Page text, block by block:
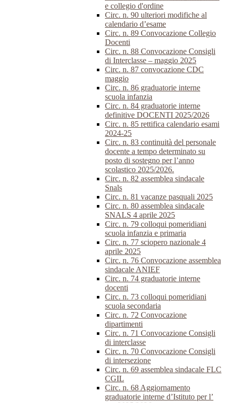
e collegio d'ordine
Circ. n. 90 ulteriori modifiche al
calendario d’esame
Circ. n. 89 Convocazione Collegio
Docenti
Circ. n. 88 Convocazione Consigli
di Interclasse – maggio 2025
Circ. n. 87 convocazione CDC
maggio
Circ. n. 86 graduatorie interne
scuola infanzia
Circ. n. 84 graduatorie interne
definitive DOCENTI 2025/2026
Circ. n. 85 rettifica calendario esami
2024-25
Circ. n. 83 continuità del personale
docente a tempo determinato su
posto di sostegno per l’anno
scolastico 2025/2026.
Circ. n. 82 assemblea sindacale
Snals
Circ. n. 81 vacanze pasquali 2025
Circ. n. 80 assemblea sindacale
SNALS 4 aprile 2025
Circ. n. 79 colloqui pomeridiani
scuola infanzia e primaria
Circ. n. 77 sciopero nazionale 4
aprile 2025
Circ. n. 76 Convocazione assemblea
sindacale ANIEF
Circ. n. 74 graduatorie interne
docenti
Circ. n. 73 colloqui pomeridiani
scuola secondaria
Circ. n. 72 Convocazione
dipartimenti
Circ. n. 71 Convocazione Consigli
di interclasse
Circ. n. 70 Convocazione Consigli
di intersezione
Circ. n. 69 assemblea sindacale FLC
CGIL
Circ. n. 68 Aggiornamento
graduatorie interne d’Istituto per l’